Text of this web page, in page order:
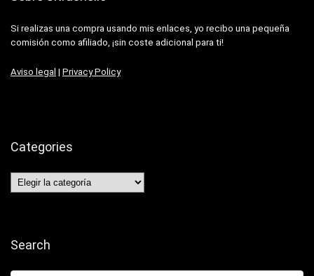
Si realizas una compra usando mis enlaces, yo recibo una pequeña
comisión como afiliado, ¡sin coste adicional para ti!
Aviso legal | Privacy Policy
Categories
Categories
Search